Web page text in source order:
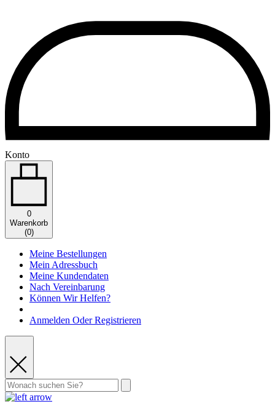
Konto
0
Warenkorb
(0)
Meine Bestellungen
Mein Adressbuch
Meine Kundendaten
Nach Vereinbarung
Können Wir Helfen?
Anmelden Oder Registrieren